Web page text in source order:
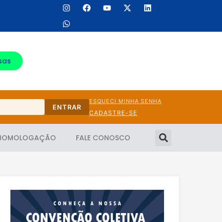
ENTRAR
ESQUECI MINHA SENHA
CADASTRE-SE
FALE CONOSCO